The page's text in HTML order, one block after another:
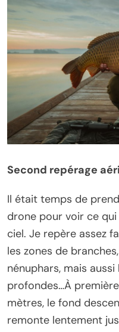
Second repérage
Il était temps de
drone pour voir ce
ciel. Je repère assez
les zones de
nénuphars, mais
profondes…À
mètres, le fond
remonte lentement